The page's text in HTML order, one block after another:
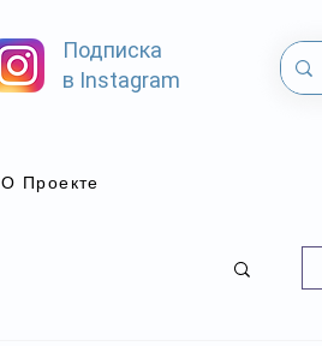
Подписка
в Instagram
О Проекте